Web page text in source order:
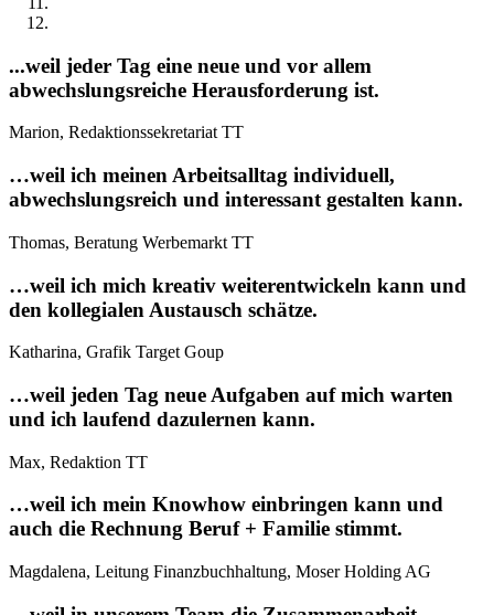
...weil jeder Tag eine neue und vor allem
abwechslungsreiche Herausforderung ist.
Marion, Redaktionssekretariat TT
…weil ich meinen Arbeitsalltag individuell,
abwechslungsreich und interessant gestalten kann.
Thomas, Beratung Werbemarkt TT
…weil ich mich kreativ weiterentwickeln kann und
den kollegialen Austausch schätze.
Katharina, Grafik Target Goup
…weil jeden Tag neue Aufgaben auf mich warten
und ich laufend dazulernen kann.
Max, Redaktion TT
…weil ich mein Knowhow einbringen kann und
auch die Rechnung Beruf + Familie stimmt.
Magdalena, Leitung Finanzbuchhaltung, Moser Holding AG